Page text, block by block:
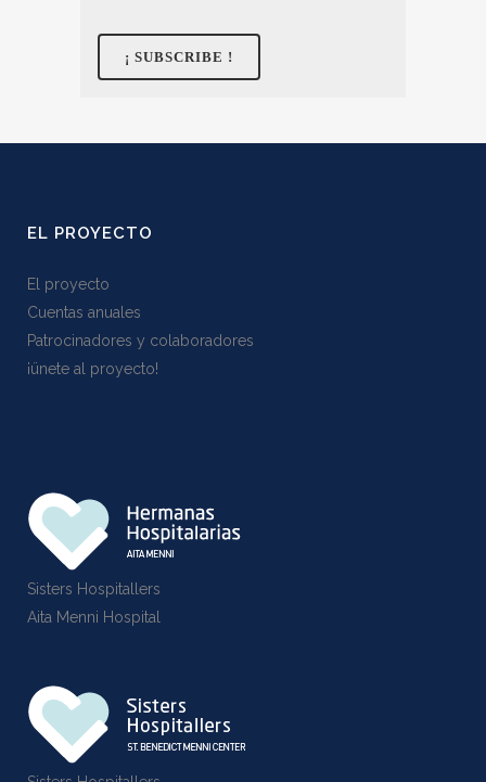
EL PROYECTO
El proyecto
Cuentas anuales
Patrocinadores y colaboradores
¡ünete al proyecto!
Sisters Hospitallers
Aita Menni Hospital